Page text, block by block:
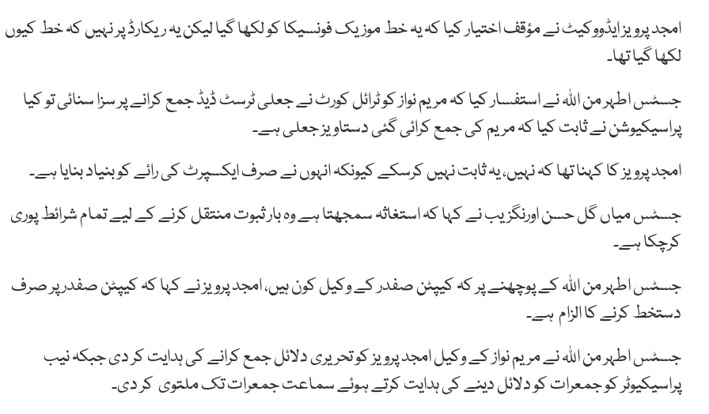
امجد پرویز ایڈووکیٹ نے مؤقف اختیار کیا کہ یہ خط موزیک فونسیکا کو لکھا گیا لیکن یہ ریکارڈ پر نہیں کہ خط کیوں
لکھا گیا تھا۔
جسٹس اطہر من اللہ نے استفسار کیا کہ مریم نواز کو ٹرائل کورٹ نے جعلی ٹرسٹ ڈیڈ جمع کرانے پر سزا سنائی تو کیا
پراسیکیوشن نے ثابت کیا کہ مریم کی جمع کرائی گئی دستاویز جعلی ہے۔
امجد پرویز کا کہنا تھا کہ نہیں، یہ ثابت نہیں کرسکے کیونکہ انہوں نے صرف ایکسپرٹ کی رائے کو بنیاد بنایا ہے۔
جسٹس میاں گل حسن اورنگزیب نے کہا کہ استغاثہ سمجھتا ہے وہ بار ثبوت منتقل کرنے کے لیے تمام شرائط پوری
کرچکا ہے۔
جسٹس اطہر من اللہ کے پوچھنے پر کہ کیپٹن صفدر کے وکیل کون ہیں، امجد پرویز نے کہا کہ کیپٹن صفدر پر صرف
دستخط کرنے کا الزام ہے۔
جسٹس اطہر من اللہ نے مریم نواز کے وکیل امجد پرویز کو تحریری دلائل جمع کرانے کی ہدایت کر دی جبکہ نیب
پراسیکیوٹر کو جمعرات کو دلائل دینے کی ہدایت کرتے ہوئے سماعت جمعرات تک ملتوی کر دی۔